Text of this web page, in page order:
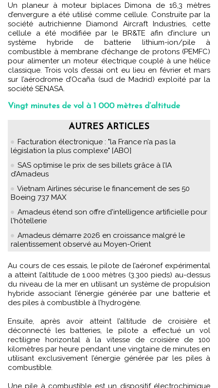
Un planeur à moteur biplaces Dimona de 16,3 mètres
d’envergure a été utilisé comme cellule. Construite par la
société autrichienne Diamond Aircraft Industries, cette
cellule a été modifiée par le BR&TE afin d’inclure un
système hybride de batterie lithium-ion/pile à
combustible à membrane d’échange de protons (PEMFC)
pour alimenter un moteur électrique couplé à une hélice
classique. Trois vols d’essai ont eu lieu en février et mars
sur l’aérodrome d’Ocaña (sud de Madrid) exploité par la
société SENASA.
Vingt minutes de vol à 1 000 mètres d’altitude
AUTRES ARTICLES
Facturation électronique : "la France n’a pas la
législation la plus complexe" [ABO]
SAS optimise le prix de ses billets grâce à l’IA
d’Amadeus
Vietnam Airlines sécurise le financement de ses 50
Boeing 737 MAX
Amadeus étend son offre d'intelligence artificielle pour
l'hôtellerie
Amadeus démarre 2026 en croissance malgré le
ralentissement observé au Moyen-Orient
Au cours de ces essais, le pilote de l’aéronef expérimental
a atteint l’altitude de 1.000 mètres (3.300 pieds) au-dessus
du niveau de la mer en utilisant un système de propulsion
hybride associant l’énergie générée par une batterie et
des piles à combustible à l’hydrogène.
Ensuite, après avoir atteint l’altitude de croisière et
déconnecté les batteries, le pilote a effectué un vol
rectiligne horizontal à la vitesse de croisière de 100
kilomètres par heure pendant une vingtaine de minutes en
utilisant exclusivement l’énergie générée par les piles à
combustible.
Une pile à combustible est un dispositif électrochimique